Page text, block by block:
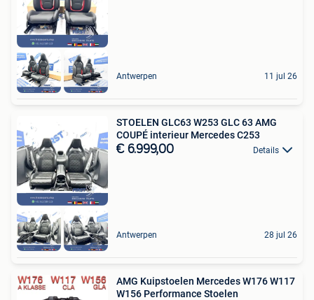
Antwerpen 11 jul 26
STOELEN GLC63 W253 GLC 63 AMG
COUPÉ interieur Mercedes C253
€ 6.999,00 Details
Antwerpen 28 jul 26
AMG Kuipstoelen Mercedes W176 W117
W156 Performance Stoelen